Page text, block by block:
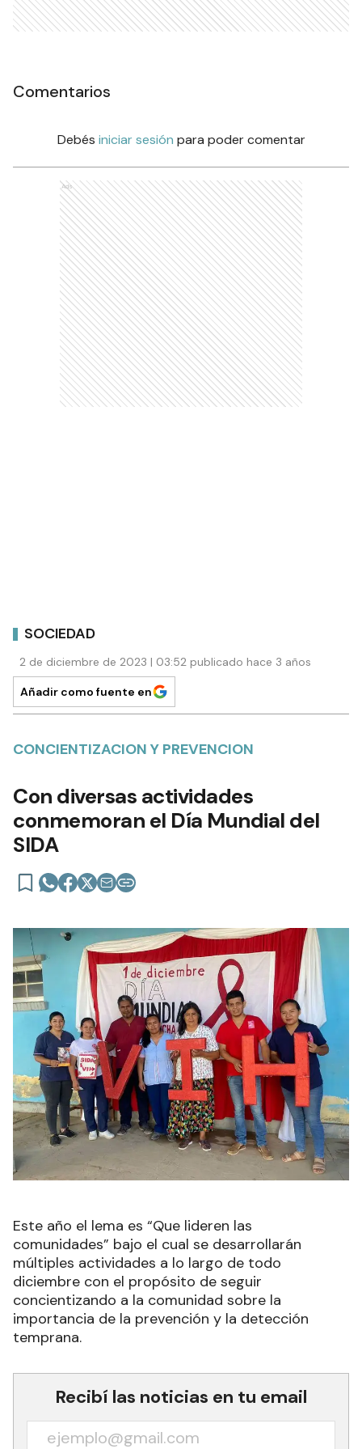
Comentarios
Debés iniciar sesión para poder comentar
Ads
SOCIEDAD
2 de diciembre de 2023 | 03:52 publicado hace 3 años
Añadir como fuente en
CONCIENTIZACION Y PREVENCION
Con diversas actividades
conmemoran el Día Mundial del
SIDA
Este año el lema es “Que lideren las
comunidades” bajo el cual se desarrollarán
múltiples actividades a lo largo de todo
diciembre con el propósito de seguir
concientizando a la comunidad sobre la
importancia de la prevención y la detección
temprana.
Recibí las noticias en tu email